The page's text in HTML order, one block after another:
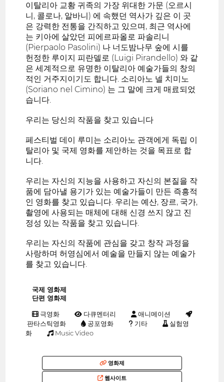
이탈리아 교황 귀족의 가장 위대한 가문 (오르시
니, 콜로나, 알바니) 에 속했던 역사가 깊은 이 곳
은 강력한 전통을 간직하고 있으며, 최근 역사에
는 키아에 살았던 피에르파올로 파솔리니
(Pierpaolo Pasolini) 나 너도밤나무 숲에 시를
헌정한 루이지 피란델로 (Luigi Pirandello) 와 같
은 세계적으로 유명한 이탈리아 예술가들의 창의
적인 거주지이기도 합니다. 소리아노 넬 치미노
(Soriano nel Cimino) 는 그 말에 크게 매료되었
습니다.
우리는 당신의 작품을 찾고 있습니다
페스티벌 데이 루미는 소리아노 관객에게 독립 이
탈리아 및 국제 영화를 제안하는 것을 목표로 합
니다.
우리는 자신의 지능을 사용하고 자신의 본질을 작
품에 담아낼 용기가 있는 예술가들이 만든 즉흥적
인 영화를 찾고 있습니다. 우리는 예산, 장르, 국가,
촬영에 사용되는 매체에 대해 신경 쓰지 않고 진
정성 있는 작품을 찾고 있습니다.
우리는 자신의 작품에 관심을 갖고 창작 과정을
사랑하며 허영심에서 예술을 만들지 않는 예술가
를 찾고 있습니다.
국제 영화제
단편 영화제
극영화 다큐멘터리
애니메이션
판타스틱영화
공포영화 기타
실험영
화
Music Video
영화제
웹사이트